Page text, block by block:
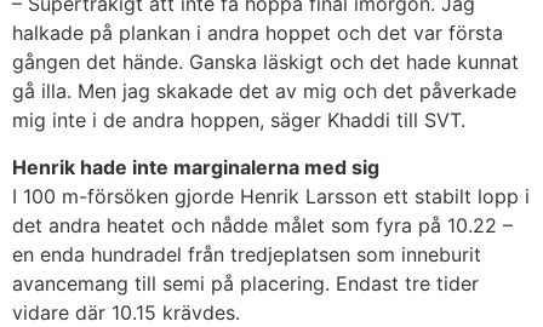
halkade på plankan i andra hoppet och det var första
gången det hände. Ganska läskigt och det hade kunnat
gå illa. Men jag skakade det av mig och det påverkade
mig inte i de andra hoppen, säger Khaddi till SVT.
Henrik hade inte marginalerna med sig
I 100 m-försöken gjorde Henrik Larsson ett stabilt lopp i
det andra heatet och nådde målet som fyra på 10.22 –
en enda hundradel från tredjeplatsen som inneburit
avancemang till semi på placering. Endast tre tider
vidare där 10.15 krävdes.